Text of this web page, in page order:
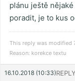
plánu ještě
poradit, je to kus
This reply was modified
Reason: korekce textu
16.10.2018 (10:33)REPLY